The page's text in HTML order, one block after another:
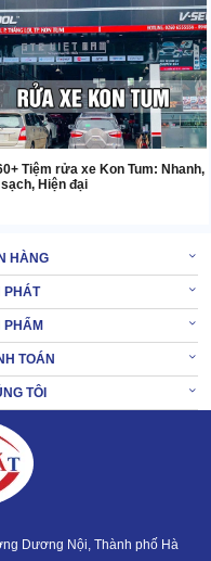
Tiệm rửa xe Kon Tum: Nhanh,
Hiện đại
HÀNG
PHÁT
PHẨM
TOÁN
TÔI
Dương Nội, Thành phố Hà